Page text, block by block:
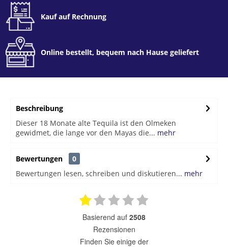
Kauf auf Rechnung
Online bestellt, bequem nach Hause geliefert
Beschreibung
Dieser 18 Monate alte Tequila ist den Olmeken
gewidmet, die lange vor den Mayas die... mehr
Bewertungen
0
Bewertungen lesen, schreiben und diskutieren... mehr
basierend auf 2508
Rezensionen
finden Sie einige der